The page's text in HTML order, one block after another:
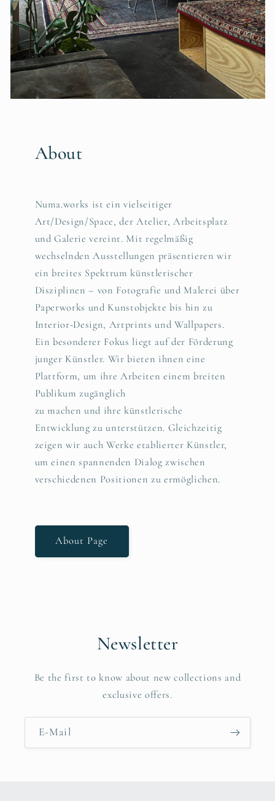
About
Numa.works ist ein vielseitiger
Art/Design/Space, der Atelier, Arbeitsplatz
und Galerie vereint. Mit regelmäßig
wechselnden Ausstellungen präsentieren wir
ein breites Spektrum künstlerischer
Disziplinen – von Fotografie und Malerei über
Paperworks und Kunstobjekte bis hin zu
Interior-Design, Artprints und Wallpapers.
Ein besonderer Fokus liegt auf der Förderung
junger Künstler. Wir bieten ihnen eine
Plattform, um ihre Arbeiten einem breiten
Publikum zugänglich
zu machen und ihre künstlerische
Entwicklung zu unterstützen. Gleichzeitig
zeigen wir auch Werke etablierter Künstler,
um einen spannenden Dialog zwischen
verschiedenen Positionen zu ermöglichen.
About Page
Newsletter
Be the first to know about new collections and
exclusive offers.
E-Mail